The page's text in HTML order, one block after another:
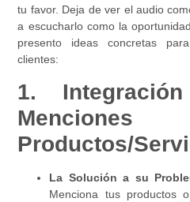
tu favor. Deja de ver el audio
a escucharlo como la
presento ideas concretas
clientes:
1.
Productos/
La Solución a su
Menciona tus productos